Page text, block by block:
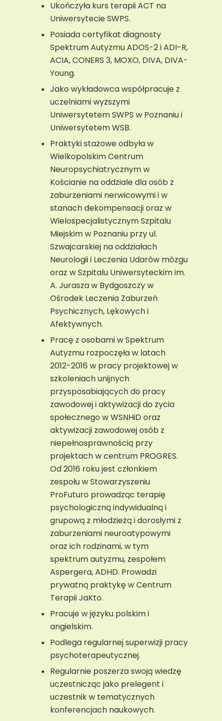
Ukończyła kurs terapii ACT na
Uniwersytecie SWPS.
Posiada certyfikat diagnosty
Spektrum Autyzmu ADOS-2 i ADI-R,
ACIA, CONERS 3, MOXO, DIVA, DIVA-
Young.
Jako wykładowca współpracuje z
uczelniami wyższymi
Uniwersytetem SWPS w Poznaniu i
Uniwersytetem WSB.
Praktyki stażowe odbyła w
Wielkopolskim Centrum
Neuropsychiatrycznym w
Kościanie na oddziale dla osób z
zaburzeniami nerwicowymi i w
stanach dekompensacji oraz w
Wielospecjalistycznym Szpitalu
Miejskim w Poznaniu przy ul.
Szwajcarskiej na oddziałach
Neurologii i Leczenia Udarów mózgu
oraz w Szpitalu Uniwersyteckim im.
A. Jurasza w Bydgoszczy w
Ośrodek Leczenia Zaburzeń
Psychicznych, Lękowych i
Afektywnych.
Pracę z osobami w Spektrum
Autyzmu rozpoczęła w latach
2012-2016 w pracy projektowej w
szkoleniach unijnych
przysposabiających do pracy
zawodowej i aktywizacji do życia
społecznego w WSNHiD oraz
aktywizacji zawodowej osób z
niepełnosprawnością przy
projektach w centrum PROGRES.
Od 2016 roku jest członkiem
zespołu w Stowarzyszeniu
ProFuturo prowadząc terapię
psychologiczną indywidualną i
grupową z młodzieżą i dorosłymi z
zaburzeniami neuroatypowymi
oraz ich rodzinami, w tym
spektrum autyzmu, zespołem
Aspergera, ADHD. Prowadzi
prywatną praktykę w Centrum
Terapii JaKto.
Pracuje w języku polskim i
angielskim.
Podlega regularnej superwizji pracy
psychoterapeutycznej.
Regularnie poszerza swoją wiedzę
uczestnicząc jako prelegent i
uczestnik w tematycznych
konferencjach naukowych.